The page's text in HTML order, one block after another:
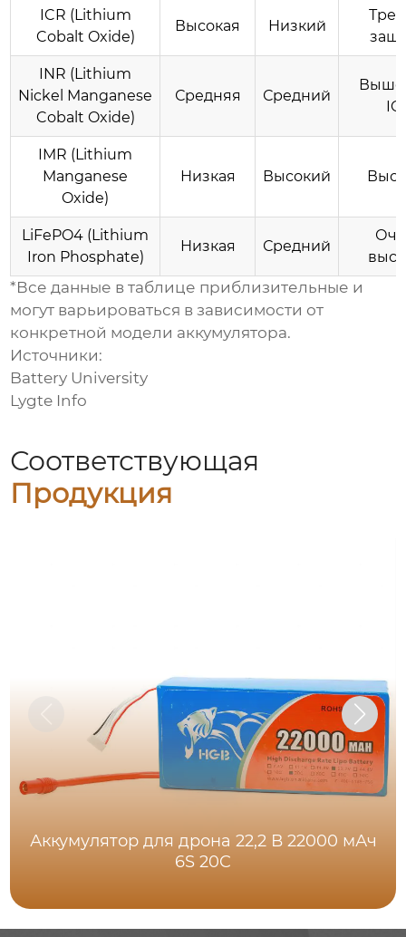
ICR (Lithium
Cobalt Oxide)
Высокая Низкий
INR (Lithium
Nickel Manganese
Cobalt Oxide)
Средняя Средний
IMR (Lithium
Manganese
Oxide)
Низкая Высокий
LiFePO4 (Lithium
Iron Phosphate)
Низкая Средний
*Все данные в таблице приблизительные и
могут варьироваться в зависимости от
конкретной модели аккумулятора.
Источники:
Battery University
Lygte Info
Соответствующая
Продукция
Аккумулятор для дрона 22,2 В 22000 мАч
6S 20C